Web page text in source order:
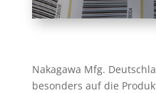
Nakagawa Mfg.
besonders auf die